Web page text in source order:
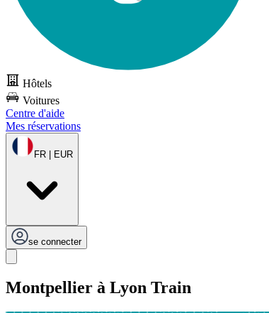
Hôtels
Voitures
Centre d'aide
Mes réservations
FR | EUR
se connecter
Montpellier à Lyon Train